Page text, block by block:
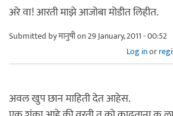
अरे वा! आरती माझे आजोबा मोडीत लिहीत.
Submitted byमानुषीon 29 January, 2011 - 00:52
Log inor
अवल खुप छान माहिती देत आहेस.